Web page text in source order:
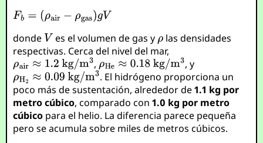
donde es el volumen de gas y
las densidades
respectivas. Cerca del nivel del mar,
,
, y
. El hidrógeno proporciona un
poco más de sustentación, alrededor de1.1 kg por
metro cúbico, comparado con1.0 kg por metro
cúbico para el helio. La diferencia parece pequeña
pero se acumula sobre miles de metros cúbicos.